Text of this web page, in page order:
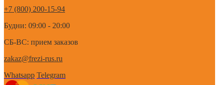
+7 (800) 200-15-94
Будни: 09:00 - 20:00
СБ-ВС: прием заказов
zakaz@frezi-rus.ru
Whatsapp Telegram